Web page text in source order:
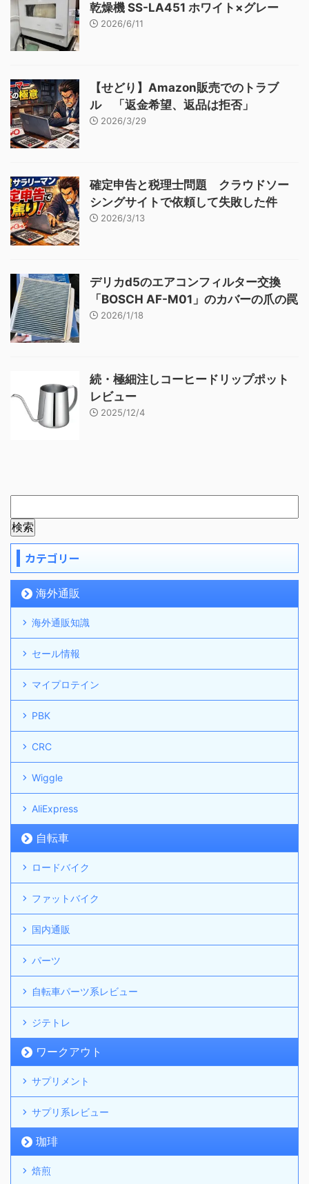
乾燥機 SS-LA451 ホワイト×グレー
2026/6/11
【せどり】Amazon販売でのトラブ
ル 「返金希望、返品は拒否」
2026/3/29
確定申告と税理士問題 クラウドソー
シングサイトで依頼して失敗した件
2026/3/13
デリカd5のエアコンフィルター交換
「BOSCH AF-M01」のカバーの爪の罠
2026/1/18
続・極細注しコーヒードリップポット
レビュー
2025/12/4
カテゴリー
海外通販
海外通販知識
セール情報
マイプロテイン
PBK
CRC
Wiggle
AliExpress
自転車
ロードバイク
ファットバイク
国内通販
パーツ
自転車パーツ系レビュー
ジテトレ
ワークアウト
サプリメント
サプリ系レビュー
珈琲
焙煎